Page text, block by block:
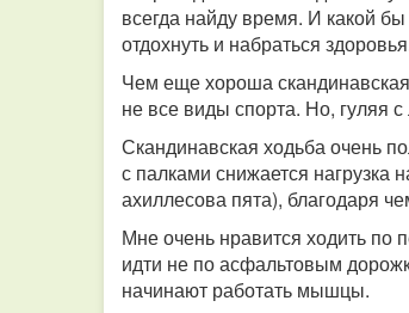
всегда найду время. И какой
отдохнуть и набраться
Чем еще хороша
не все виды спорта. Но, гуляя
Скандинавская ходьба очень
с палками снижается
ахиллесова пята), благодаря
Мне очень нравится ходить по
идти не по асфальтовым
начинают работать мышцы.